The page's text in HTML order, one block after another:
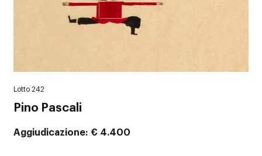
Lotto 242
Pino Pascali
Aggiudicazione € 4.400